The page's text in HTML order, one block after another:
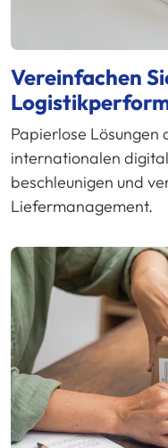
Vereinfachen
Papierlose Lösungen
internationalen
beschleunigen und
Liefermanagement.